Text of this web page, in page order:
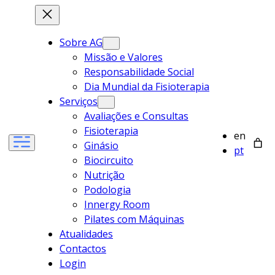
Sobre AG
Missão e Valores
Responsabilidade Social
Dia Mundial da Fisioterapia
Serviços
Avaliações e Consultas
Fisioterapia
Ginásio
Biocircuito
Nutrição
Podologia
Innergy Room
Pilates com Máquinas
Atualidades
Contactos
Login
en
pt